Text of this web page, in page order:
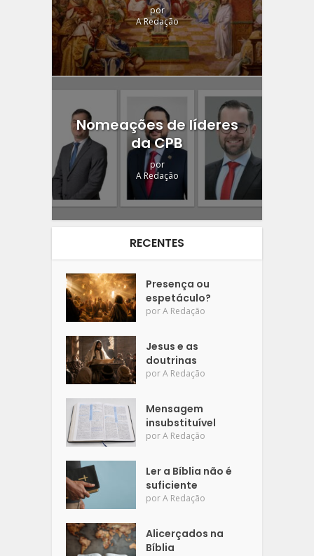
por
A Redação
Nomeações de líderes
da CPB
por
A Redação
RECENTES
Presença ou
espetáculo?
porA Redação
Jesus e as
doutrinas
porA Redação
Mensagem
insubstituível
porA Redação
Ler a Bíblia não é
suficiente
porA Redação
Alicerçados na
Bíblia